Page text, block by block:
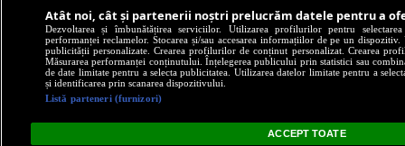
Atât noi, cât și partenerii noștri prelucrăm datele pentru a
Dezvoltarea și îmbunătățirea serviciilor. Utilizarea profilurilor pentru
performanței reclamelor. Stocarea și/sau accesarea informațiilor de pe un
publicității personalizate. Crearea profilurilor de conținut personalizat. Crearea
Măsurarea performanței conținutului. Înțelegerea publicului prin statistici sau
de date limitate pentru a selecta publicitatea. Utilizarea datelor limitate pentru a
și identificarea prin scanarea dispozitivului.
Listă parteneri (furnizori)
ACCEPT TOATE